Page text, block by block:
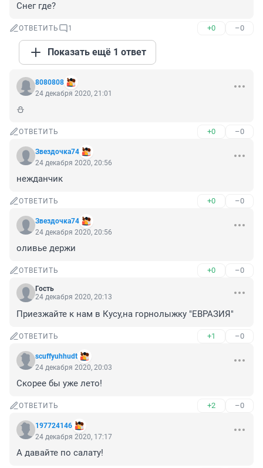
Снег где?
ОТВЕТИТЬ 1 +0 –0
Показать ещё 1 ответ
8080808
24 декабря 2020, 21:01
⛄
ОТВЕТИТЬ +0 –0
Звездочка74
24 декабря 2020, 20:56
нежданчик
ОТВЕТИТЬ +0 –0
Звездочка74
24 декабря 2020, 20:56
оливье держи
ОТВЕТИТЬ +0 –0
Гость
24 декабря 2020, 20:13
Приезжайте к нам в Кусу,на горнолыжку "ЕВРАЗИЯ"
ОТВЕТИТЬ +1 –0
scuffyuhhudt
24 декабря 2020, 20:03
Скорее бы уже лето!
ОТВЕТИТЬ +2 –0
197724146
24 декабря 2020, 17:17
А давайте по салату!